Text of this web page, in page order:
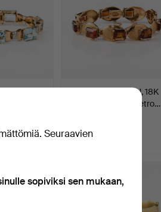
RANNEKORU, 18K
kultaa ja sitriinejä, retro…
Myyty
Seuraavien
sopiviksi sen mukaan,